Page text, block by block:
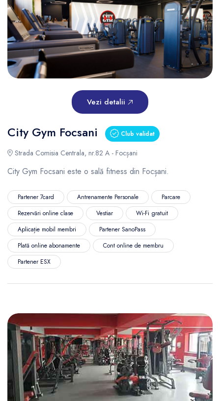
Vezi detalii
City Gym Focsani Club validat
Strada Comisia Centrala, nr.82 A - Focșani
City Gym Focsani este o sală fitness din Focșani.
Partener 7card Antrenamente Personale
Parcare
Rezervări online clase
Vestiar
Wi-Fi gratuit
Aplicație mobil membri
Partener SanoPass
Plată online abonamente
Cont online de membru
Partener ESX